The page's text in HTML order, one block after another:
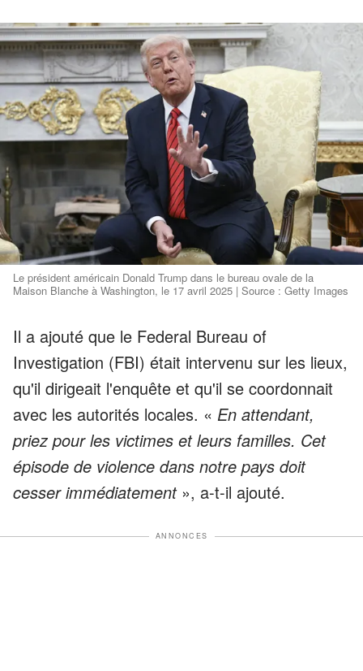
Le président américain Donald Trump dans le bureau ovale de la
Maison Blanche à Washington, le 17 avril 2025 | Source : Getty Images
Il a ajouté que le Federal Bureau of
Investigation (FBI) était intervenu sur les lieux,
qu'il dirigeait l'enquête et qu'il se coordonnait
avec les autorités locales. « En attendant,
priez pour les victimes et leurs familles. Cet
épisode de violence dans notre pays doit
cesser immédiatement», a-t-il ajouté.
ANNONCES